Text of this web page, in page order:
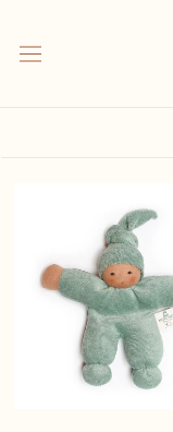
contenuto